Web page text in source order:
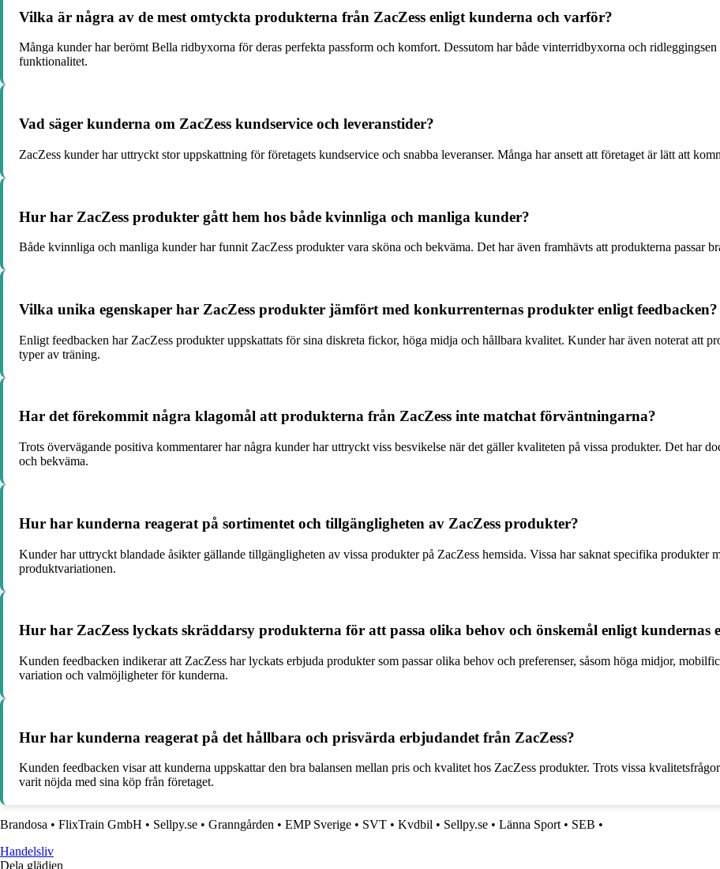
Vilka är några av de mest omtyckta produkterna från ZacZess enligt kunderna och varför?
Många kunder har berömt Bella ridbyxorna för deras perfekta passform och komfort. Dessutom har både vinterridbyxorna och
funktionalitet.
Vad säger kunderna om ZacZess kundservice och leveranstider?
ZacZess kunder har uttryckt stor uppskattning för företagets kundservice och snabba leveranser. Många har ansett att företaget är lätt att
Hur har ZacZess produkter gått hem hos både kvinnliga och manliga kunder?
Både kvinnliga och manliga kunder har funnit ZacZess produkter vara sköna och bekväma. Det har även framhävts att produkterna passar
Vilka unika egenskaper har ZacZess produkter jämfört med konkurrenternas produkter enligt feedbacken?
Enligt feedbacken har ZacZess produkter uppskattats för sina diskreta fickor, höga midja och hållbara kvalitet. Kunder har även noterat att
typer av träning.
Har det förekommit några klagomål att produkterna från ZacZess inte matchat förväntningarna?
Trots övervägande positiva kommentarer har några kunder har uttryckt viss besvikelse när det gäller kvaliteten på vissa produkter. Det har
och bekväma.
Hur har kunderna reagerat på sortimentet och tillgängligheten av ZacZess produkter?
Kunder har uttryckt blandade åsikter gällande tillgängligheten av vissa produkter på ZacZess hemsida. Vissa har saknat specifika produkter
produktvariationen.
Hur har ZacZess lyckats skräddarsy produkterna för att passa olika behov och önskemål enligt kundernas
Kunden feedbacken indikerar att ZacZess har lyckats erbjuda produkter som passar olika behov och preferenser, såsom höga midjor,
variation och valmöjligheter för kunderna.
Hur har kunderna reagerat på det hållbara och prisvärda erbjudandet från ZacZess?
Kunden feedbacken visar att kunderna uppskattar den bra balansen mellan pris och kvalitet hos ZacZess produkter. Trots vissa
varit nöjda med sina köp från företaget.
Brandosa • FlixTrain GmbH • Sellpy.se • Granngården • EMP Sverige • SVT • Kvdbil • Sellpy.se • Länna Sport• SEB •
Handelsliv
Dela glädjen